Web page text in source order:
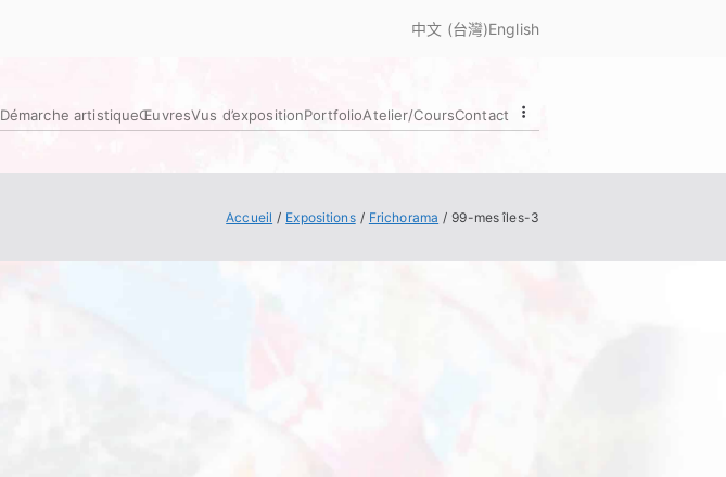
中文 (台灣)English
Démarche artistiqueŒuvresVus d’expositionPortfolioAtelier/CoursContact
Accueil Expositions Frichorama 99-mes îles-3